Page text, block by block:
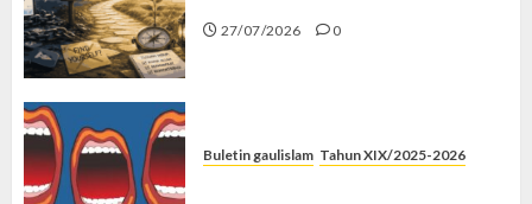
27/07/2026 0
Buletin gaulislam Tahun XIX/2025-2026